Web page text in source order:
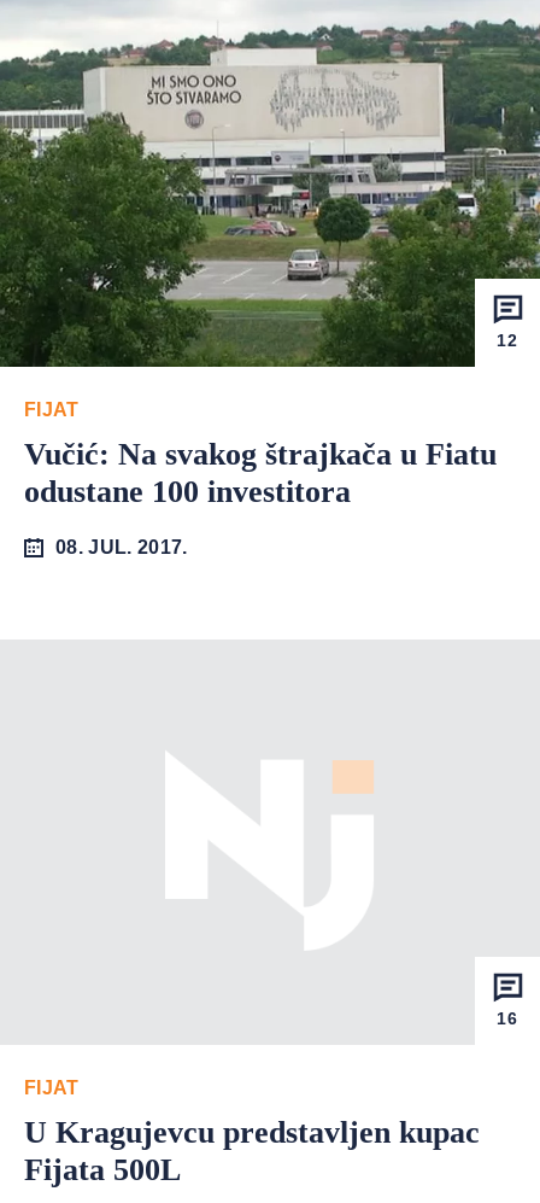
12
FIJAT
Vučić: Na svakog štrajkača u Fiatu
odustane 100 investitora
08. JUL. 2017.
16
FIJAT
U Kragujevcu predstavljen kupac
Fijata 500L